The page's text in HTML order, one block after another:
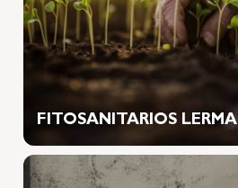
FITOSANITARIOS LERMA